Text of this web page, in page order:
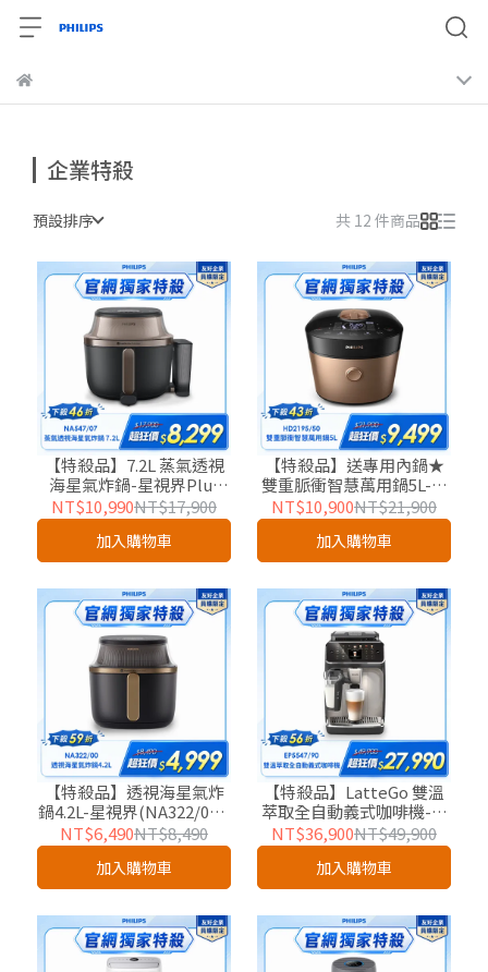
企業特殺
預設排序 共 12 件商品
【特殺品】7.2L 蒸氣透視
海星氣炸鍋-星視界Plus
(NA547/07)-友好企業專屬
優惠
NT$10,990NT$17,900
加入購物車
【特殺品】送專用內鍋★
雙重脈衝智慧萬用鍋5L-金
小萬(HD2195/50)-友好企
業專屬
NT$10,900NT$21,900
加入購物車
【特殺品】透視海星氣炸
鍋4.2L-星視界(NA322/00)-
友好企業專屬
NT$6,490NT$8,490
加入購物車
【特殺品】LatteGo 雙溫
萃取全自動義式咖啡機-星
光銀 (EP5547/90)-友好企
業專屬優惠
NT$36,900NT$49,900
加入購物車